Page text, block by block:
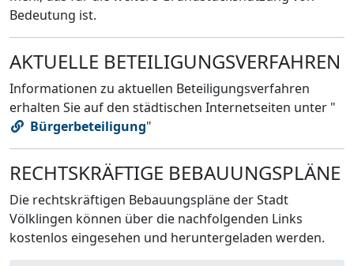
Bedeutung ist.
AKTUELLE BETEILIGUNGSVERFAHREN
Informationen zu aktuellen Beteiligungsverfahren
erhalten Sie auf den städtischen Internetseiten unter "
Bürgerbeteiligung"
RECHTSKRÄFTIGE BEBAUUNGSPLÄNE
Die rechtskräftigen Bebauungspläne der Stadt
Völklingen können über die nachfolgenden Links
kostenlos eingesehen und heruntergeladen werden.